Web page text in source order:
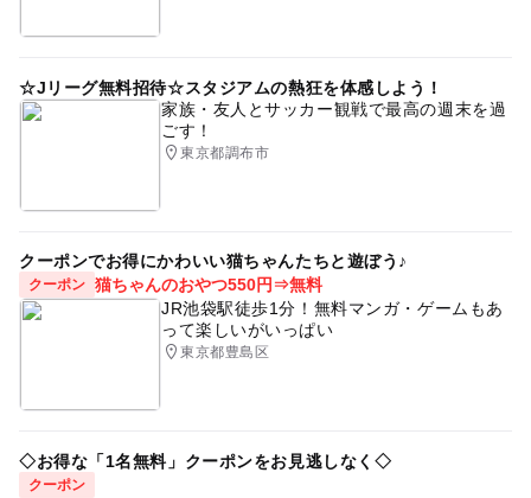
☆Jリーグ無料招待☆スタジアムの熱狂を体感しよう！
家族・友人とサッカー観戦で最高の週末を過
ごす！
東京都調布市
クーポンでお得にかわいい猫ちゃんたちと遊ぼう♪
クーポン 猫ちゃんのおやつ550円⇒無料
JR池袋駅徒歩1分！無料マンガ・ゲームもあ
って楽しいがいっぱい
東京都豊島区
◇お得な「1名無料」クーポンをお見逃しなく◇
クーポン